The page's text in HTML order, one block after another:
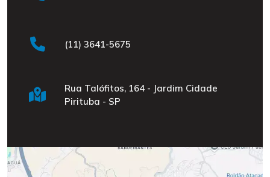
(11) 3641-5675
Rua Talófitos, 164 - Jardim Cidade
Pirituba - SP